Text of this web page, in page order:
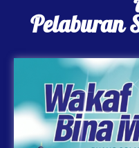
Pelaburan